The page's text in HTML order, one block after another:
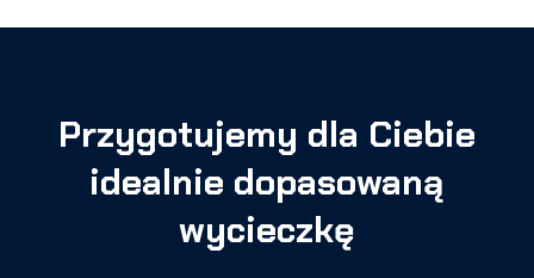
Przygotujemy dla Ciebie
idealnie dopasowaną
wycieczkę